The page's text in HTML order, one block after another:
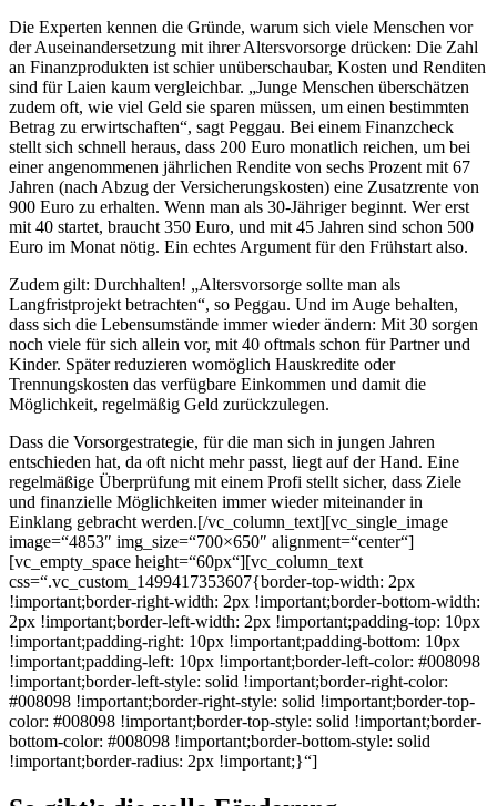
Die Experten kennen die Gründe, warum sich viele Menschen vor
der Auseinandersetzung mit ihrer Altersvorsorge drücken: Die Zahl
an Finanzprodukten ist schier unüberschaubar, Kosten und Renditen
sind für Laien kaum vergleichbar. „Junge Menschen überschätzen
zudem oft, wie viel Geld sie sparen müssen, um einen bestimmten
Betrag zu erwirtschaften“, sagt Peggau. Bei einem Finanzcheck
stellt sich schnell heraus, dass 200 Euro monatlich reichen, um bei
einer angenommenen jährlichen Rendite von sechs Prozent mit 67
Jahren (nach Abzug der Versicherungskosten) eine Zusatzrente von
900 Euro zu erhalten. Wenn man als 30-Jähriger beginnt. Wer erst
mit 40 startet, braucht 350 Euro, und mit 45 Jahren sind schon 500
Euro im Monat nötig. Ein echtes Argument für den Frühstart also.
Zudem gilt: Durchhalten! „Altersvorsorge sollte man als
Langfristprojekt betrachten“, so Peggau. Und im Auge behalten,
dass sich die Lebensumstände immer wieder ändern: Mit 30 sorgen
noch viele für sich allein vor, mit 40 oftmals schon für Partner und
Kinder. Später reduzieren womöglich Hauskredite oder
Trennungskosten das verfügbare Einkommen und damit die
Möglichkeit, regelmäßig Geld zurückzulegen.
Dass die Vorsorgestrategie, für die man sich in jungen Jahren
entschieden hat, da oft nicht mehr passt, liegt auf der Hand. Eine
regelmäßige Überprüfung mit einem Profi stellt sicher, dass Ziele
und finanzielle Möglichkeiten immer wieder miteinander in
Einklang gebracht werden.[/vc_column_text][vc_single_image
image=“4853″ img_size=“700×650″ alignment=“center“]
[vc_empty_space height=“60px“][vc_column_text
css=“.vc_custom_1499417353607{border-top-width: 2px
!important;border-right-width: 2px !important;border-bottom-width:
2px !important;border-left-width: 2px !important;padding-top: 10px
!important;padding-right: 10px !important;padding-bottom: 10px
!important;padding-left: 10px !important;border-left-color: #008098
!important;border-left-style: solid !important;border-right-color:
#008098 !important;border-right-style: solid !important;border-top-
color: #008098 !important;border-top-style: solid !important;border-
bottom-color: #008098 !important;border-bottom-style: solid
!important;border-radius: 2px !important;}“]